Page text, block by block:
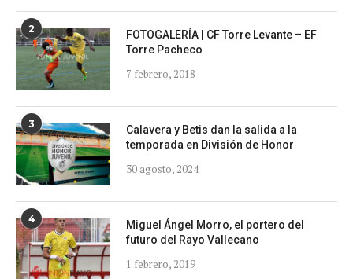
2
FOTOGALERÍA | CF Torre Levante – EF
Torre Pacheco
7 febrero, 2018
3
Calavera y Betis dan la salida a la
temporada en División de Honor
30 agosto, 2024
4
Miguel Ángel Morro, el portero del
futuro del Rayo Vallecano
1 febrero, 2019